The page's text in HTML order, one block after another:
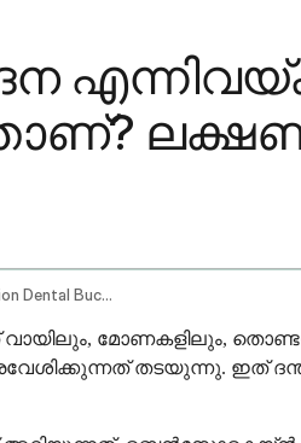
Anesthetic Local Topical Application Dental Buccal Mucosa Route Gargle
മോണകളിലും,
തടയുന്നു. ഇത്